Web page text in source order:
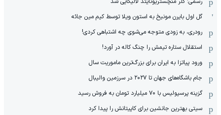
گل اول بایرن مونیخ به استون ویلا توسط کیم مین جائه
رودری، به زودی متوجه می‌شوی چه اشتباهی کردی!
استقلال ستاره تیمش را چنگ کاله در آورد!
ورود پیاتزا به ایران برای بزرگ‌ترین ماموریت سال
جام باشگاه‌های جهان تا ۲۰۲۷ در سرزمین والیبال
گزینه پرسپولیس با ۷۰ میلیارد تومان به فروش رسید
سیتی بهترین جانشین برای کاپیتانش را پیدا کرد